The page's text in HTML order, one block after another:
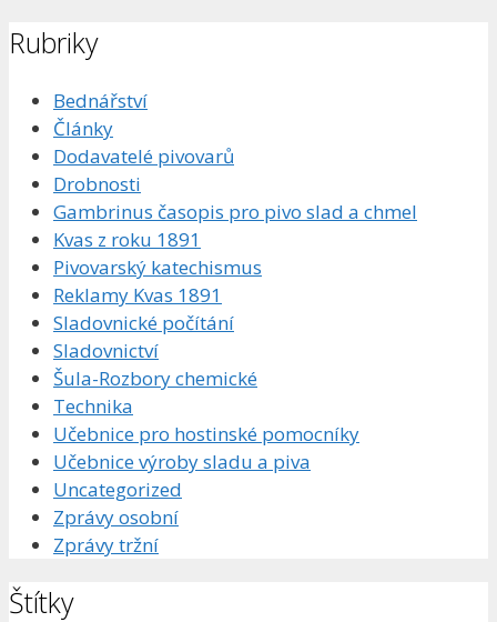
Rubriky
Bednářství
Články
Dodavatelé pivovarů
Drobnosti
Gambrinus časopis pro pivo slad a chmel
Kvas z roku 1891
Pivovarský katechismus
Reklamy Kvas 1891
Sladovnické počítání
Sladovnictví
Šula-Rozbory chemické
Technika
Učebnice pro hostinské pomocníky
Učebnice výroby sladu a piva
Uncategorized
Zprávy osobní
Zprávy tržní
Štítky